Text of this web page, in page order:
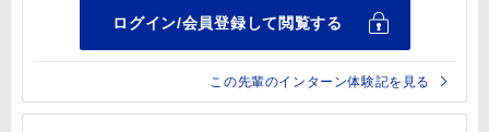
この先輩のインターン体験記を見る